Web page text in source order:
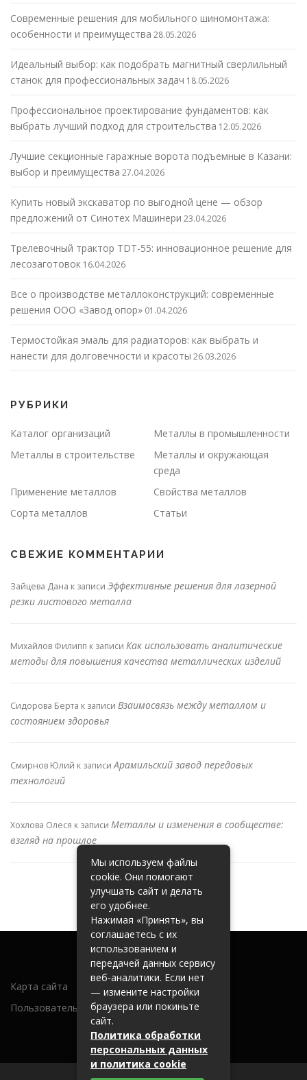
Современные решения для мобильного шиномонтажа:
особенности и преимущества 28.05.2026
Идеальный выбор: как подобрать магнитный сверлильный
станок для профессиональных задач 18.05.2026
Профессиональное проектирование фундаментов: как
выбрать лучший подход для строительства 12.05.2026
Лучшие секционные гаражные ворота подъемные в Казани:
выбор и преимущества 27.04.2026
Купить новый экскаватор по выгодной цене — обзор
предложений от Синотех Машинери 23.04.2026
Трелевочный трактор TDT-55: инновационное решение для
лесозаготовок 16.04.2026
Все о производстве металлоконструкций: современные
решения ООО «Завод опор» 01.04.2026
Термостойкая эмаль для радиаторов: как выбрать и
нанести для долговечности и красоты 26.03.2026
РУБРИКИ
Каталог организаций
Металлы в промышленности
Металлы в строительстве
Металлы и окружающая
среда
Применение металлов
Свойства металлов
Сорта металлов
Статьи
СВЕЖИЕ КОММЕНТАРИИ
Зайцева Дана к записи Эффективные решения для лазерной
резки листового металла
Михайлов Филипп к записи Как использовать аналитические
методы для повышения качества металлических изделий
Сидорова Берта к записи Взаимосвязь между металлом и
состоянием здоровья
Смирнов Юлий к записиАрамильский завод передовых
технологий
Хохлова Олеся к записи Металлы и изменения в сообществе:
взгляд на прошлое
Карта сайта
Пользовательское соглашение
Мы используем файлы
cookie. Они помогают
улучшать сайт и делать
его удобнее.
Нажимая «Принять», вы
соглашаетесь с их
использованием и
передачей данных сервису
веб-аналитики. Если нет
— измените настройки
браузера или покиньте
сайт.
Политика обработки
персональных данных
и политика cookie